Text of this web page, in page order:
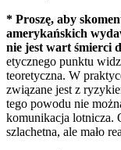
* Proszę, aby
amerykańskich
nie jest wart śmierci
etycznego punktu
teoretyczna. W
związane jest z
tego powodu nie
komunikacja lotnicza.
szlachetna, ale mało